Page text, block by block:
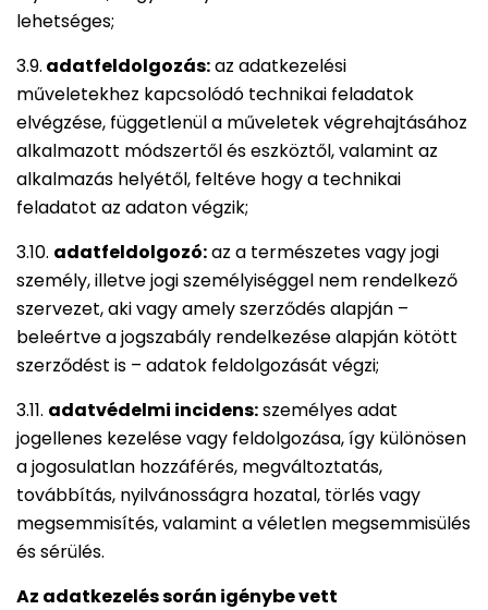
lehetséges;
3.9. adatfeldolgozás:az adatkezelési
műveletekhez kapcsolódó technikai feladatok
elvégzése, függetlenül a műveletek végrehajtásához
alkalmazott módszertől és eszköztől, valamint az
alkalmazás helyétől, feltéve hogy a technikai
feladatot az adaton végzik;
3.10. adatfeldolgozó:az a természetes vagy jogi
személy, illetve jogi személyiséggel nem rendelkező
szervezet, aki vagy amely szerződés alapján –
beleértve a jogszabály rendelkezése alapján kötött
szerződést is – adatok feldolgozását végzi;
3.11. adatvédelmi incidens:személyes adat
jogellenes kezelése vagy feldolgozása, így különösen
a jogosulatlan hozzáférés, megváltoztatás,
továbbítás, nyilvánosságra hozatal, törlés vagy
megsemmisítés, valamint a véletlen megsemmisülés
és sérülés.
Az adatkezelés során igénybe vett